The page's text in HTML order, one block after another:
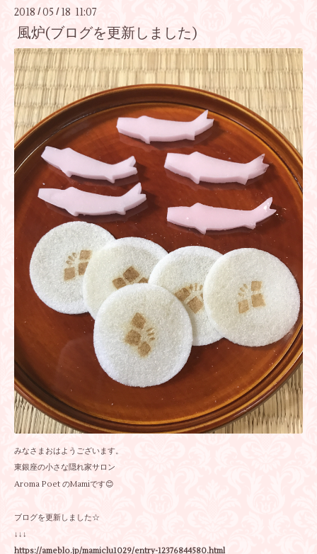
2018 /05 / 18 11:07
風炉(ブログを更新しました)
みなさまおはようございます。
東銀座の小さな隠れ家サロン
Aroma Poet のMamiです😊
ブログを更新しました☆
↓↓↓
https://ameblo.jp/mamiclu1029/entry-12376844580.html